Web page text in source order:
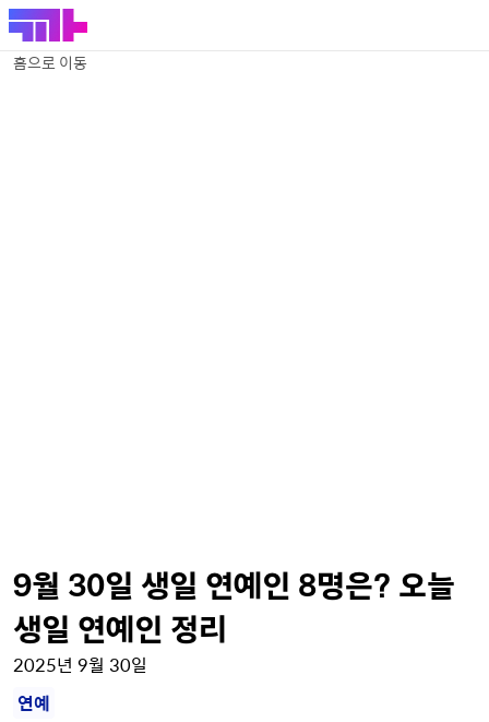
홈으로 이동
9월 30일 생일 연예인 8명은? 오늘
생일 연예인 정리
2025년 9월 30일
연예